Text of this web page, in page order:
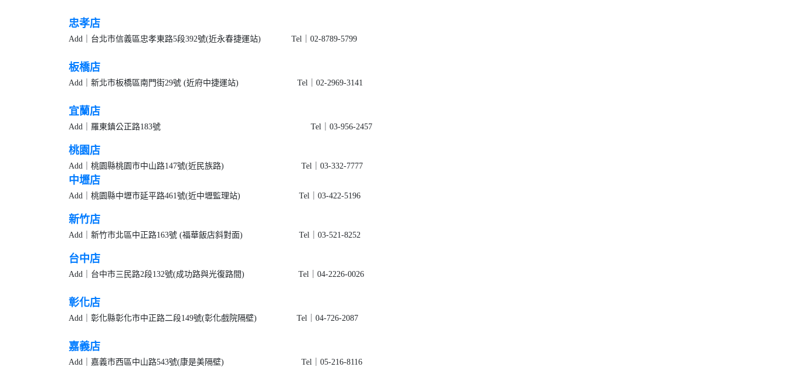
忠孝店
Add｜台北市信義區忠孝東路5段392號(近永春捷運站) Tel｜02-8789-5799
板橋店
Add｜新北市板橋區南門街29號 (近府中捷運站) Tel｜02-2969-3141
宜蘭店
Add｜羅東鎮公正路183號 Tel｜03-956-2457
桃園店
Add｜桃園縣桃園市中山路147號(近民族路) Tel｜03-332-7777
中壢店
Add｜桃園縣中壢市延平路461號(近中壢監理站) Tel｜03-422-5196
新竹店
Add｜新竹市北區中正路163號 (福華飯店斜對面) Tel｜03-521-8252
台中店
Add｜台中市三民路2段132號(成功路與光復路間) Tel｜04-2226-0026
彰化店
Add｜彰化縣彰化市中正路二段149號(彰化戲院隔壁) Tel｜04-726-2087
嘉義店
Add｜嘉義市西區中山路543號(康是美隔壁) Tel｜05-216-8116